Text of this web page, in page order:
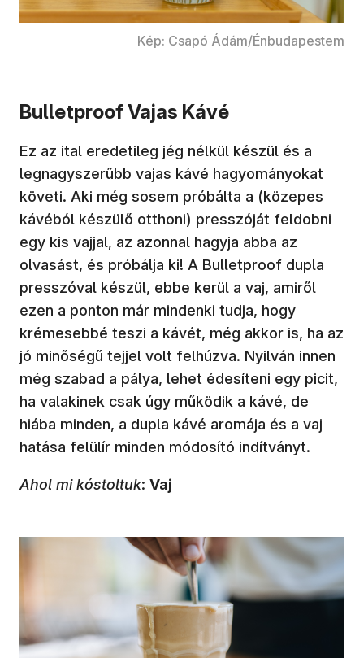
Kép: Csapó Ádám/Énbudapestem
Bulletproof Vajas Kávé
Ez az ital eredetileg jég nélkül készül és a
legnagyszerűbb vajas kávé hagyományokat
követi. Aki még sosem próbálta a (közepes
kávéból készülő otthoni) presszóját feldobni
egy kis vajjal, az azonnal hagyja abba az
olvasást, és próbálja ki! A Bulletproof dupla
presszóval készül, ebbe kerül a vaj, amiről
ezen a ponton már mindenki tudja, hogy
krémesebbé teszi a kávét, még akkor is, ha az
jó minőségű tejjel volt felhúzva. Nyilván innen
még szabad a pálya, lehet édesíteni egy picit,
ha valakinek csak úgy működik a kávé, de
hiába minden, a dupla kávé aromája és a vaj
hatása felülír minden módosító indítványt.
Ahol mi kóstoltuk: Vaj